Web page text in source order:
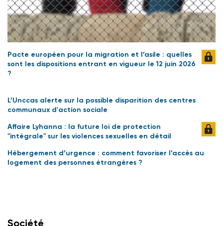
Pacte européen pour la migration et l’asile : quelles
sont les dispositions entrant en vigueur le 12 juin 2026
?
L’Unccas alerte sur la possible disparition des centres
communaux d'action sociale
Affaire Lyhanna : la future loi de protection
"intégrale" sur les violences sexuelles en détail
Hébergement d’urgence : comment favoriser l’accès au
logement des personnes étrangères ?
Société